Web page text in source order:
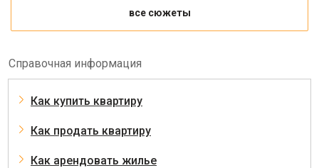
все сюжеты
Справочная информация
Как купить квартиру
Как продать квартиру
Как арендовать жилье